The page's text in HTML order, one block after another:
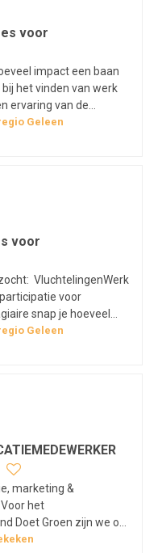
voor
impact een baan
het vinden van werk
ervaring van de
Ook overtuig je
Geleen
voor
voor
Je ondersteunt bij het
kennis en
Geleen
marketing &
Doet Groen zijn we op
en communicatie: